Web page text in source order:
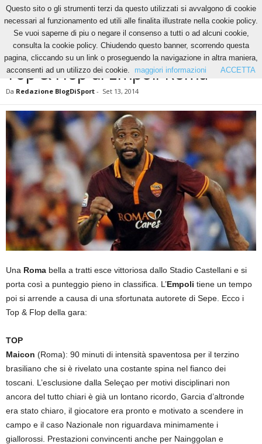
News Top & Flop di Empoli-Roma
NEWS
Top & Flop di Empoli-Roma
Da Redazione BlogDiSport - Set 13, 2014
Una Roma bella a tratti esce vittoriosa dallo Stadio Castellani e si
porta così a punteggio pieno in classifica. L’Empoli tiene un tempo
poi si arrende a causa di una sfortunata autorete di Sepe. Ecco i
Top & Flop della gara:
TOP
Maicon (Roma): 90 minuti di intensità spaventosa per il terzino
brasiliano che si è rivelato una costante spina nel fianco dei
toscani. L’esclusione dalla Seleçao per motivi disciplinari non
ancora del tutto chiari è già un lontano ricordo, Garcia d’altronde
era stato chiaro, il giocatore era pronto e motivato a scendere in
campo e il caso Nazionale non riguardava minimamente i
giallorossi. Prestazioni convincenti anche per Nainggolan e
Questo sito o gli strumenti terzi da questo utilizzati si avvalgono di cookie
necessari al funzionamento ed utili alle finalita illustrate nella cookie policy.
Se vuoi saperne di piu o negare il consenso a tutti o ad alcuni cookie,
consulta la cookie policy. Chiudendo questo banner, scorrendo questa
pagina, cliccando su un link o proseguendo la navigazione in altra maniera,
acconsenti ad un utilizzo dei cookie.
maggiori informazioni ACCETTA